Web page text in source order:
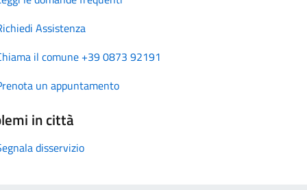
Assistenza
il comune +39 0873 92191
un appuntamento
in città
disservizio